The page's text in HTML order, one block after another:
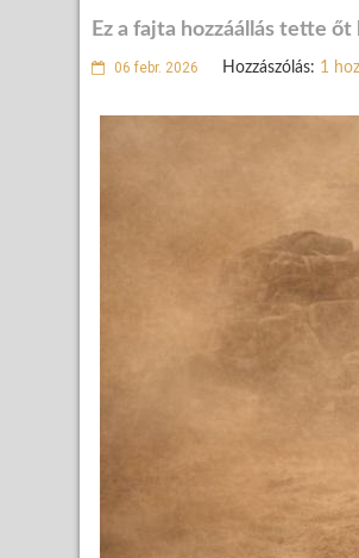
Ez a fajta hozzáállás tette őt
06 febr. 2026 Hozzászólás: 1